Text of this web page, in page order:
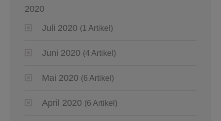
2020
Juli 2020 (1 Artikel)
Juni 2020 (4 Artikel)
Mai 2020 (6 Artikel)
April 2020 (6 Artikel)